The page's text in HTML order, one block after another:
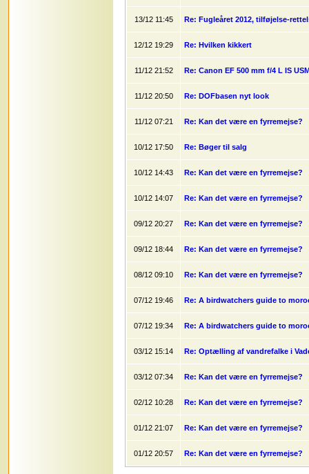
13/12 11:45 Re: Fugleåret 2012, tilføjelse-
12/12 19:29 Re: Hvilken kikkert
11/12 21:52 Re: Canon EF 500 mm f/4 L IS
11/12 20:50 Re: DOFbasen nyt look
11/12 07:21 Re: Kan det være en fyrremejse?
10/12 17:50 Re: Bøger til salg
10/12 14:43 Re: Kan det være en fyrremejse?
10/12 14:07 Re: Kan det være en fyrremejse?
09/12 20:27 Re: Kan det være en fyrremejse?
09/12 18:44 Re: Kan det være en fyrremejse?
08/12 09:10 Re: Kan det være en fyrremejse?
07/12 19:46 Re: A birdwatchers guide to
07/12 19:34 Re: A birdwatchers guide to
03/12 15:14 Re: Optælling af vandrefalke i
03/12 07:34 Re: Kan det være en fyrremejse?
02/12 10:28 Re: Kan det være en fyrremejse?
01/12 21:07 Re: Kan det være en fyrremejse?
01/12 20:57 Re: Kan det være en fyrremejse?